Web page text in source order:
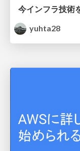
今インフラ技術
yuhta28